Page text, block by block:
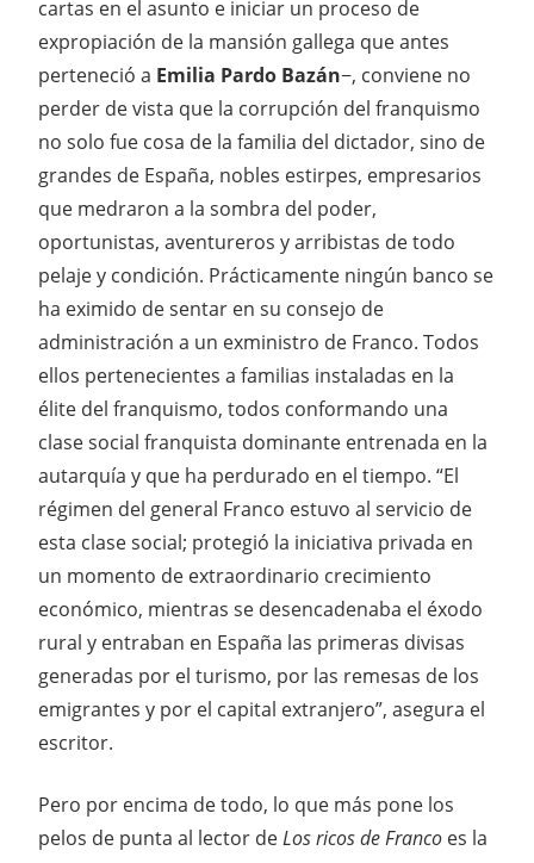
cartas en el asunto e iniciar un proceso de
expropiación de la mansión gallega que antes
perteneció a Emilia Pardo Bazán−, conviene no
perder de vista que la corrupción del franquismo
no solo fue cosa de la familia del dictador, sino de
grandes de España, nobles estirpes, empresarios
que medraron a la sombra del poder,
oportunistas, aventureros y arribistas de todo
pelaje y condición. Prácticamente ningún banco se
ha eximido de sentar en su consejo de
administración a un exministro de Franco. Todos
ellos pertenecientes a familias instaladas en la
élite del franquismo, todos conformando una
clase social franquista dominante entrenada en la
autarquía y que ha perdurado en el tiempo. “El
régimen del general Franco estuvo al servicio de
esta clase social; protegió la iniciativa privada en
un momento de extraordinario crecimiento
económico, mientras se desencadenaba el éxodo
rural y entraban en España las primeras divisas
generadas por el turismo, por las remesas de los
emigrantes y por el capital extranjero”, asegura el
escritor.
Pero por encima de todo, lo que más pone los
pelos de punta al lector deLos ricos de Franco es la